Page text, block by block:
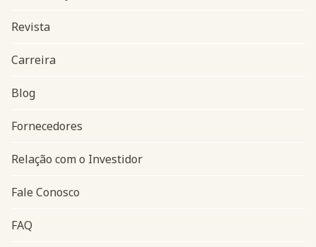
Navegação do rodapé
Revista
Carreira
Blog
Fornecedores
Relação com o Investidor
Fale Conosco
FAQ